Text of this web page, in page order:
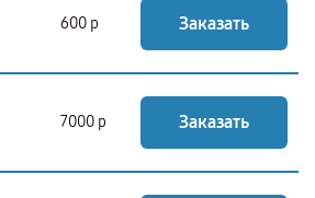
600 р Заказать
7000 р Заказать